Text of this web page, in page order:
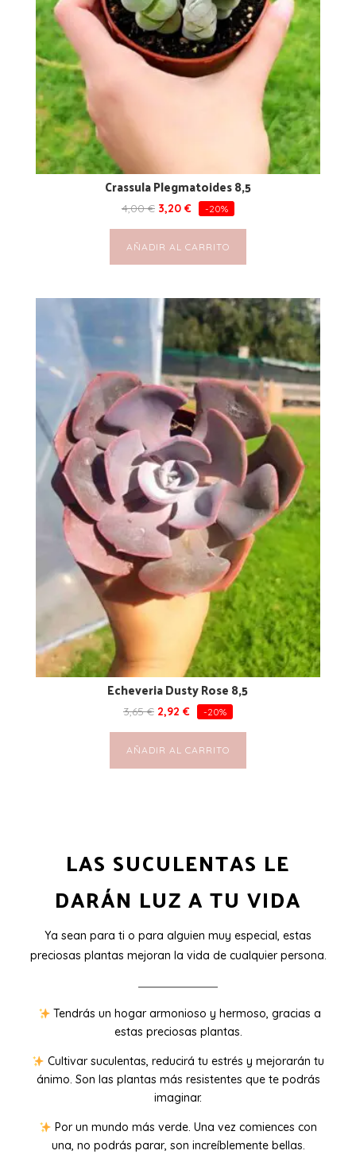
Crassula Plegmatoides 8,5
4,00€ 3,20 € -20%
AÑADIR AL CARRITO
Echeveria Dusty Rose 8,5
3,65€ 2,92 € -20%
AÑADIR AL CARRITO
LAS SUCULENTAS LE
DARÁN LUZ A TU VIDA
Ya sean para ti o para alguien muy especial, estas
preciosas plantas mejoran la vida de cualquier persona.
Tendrás un hogar armonioso y hermoso, gracias a
estas preciosas plantas.
Cultivar suculentas, reducirá tu estrés y mejorarán tu
ánimo. Son las plantas más resistentes que te podrás
imaginar.
Por un mundo más verde. Una vez comiences con
una, no podrás parar, son increíblemente bellas.